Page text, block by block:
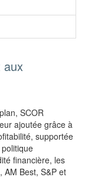
SCOR
ajoutée grâce à
supportée
financière, les
AM Best, S&P et